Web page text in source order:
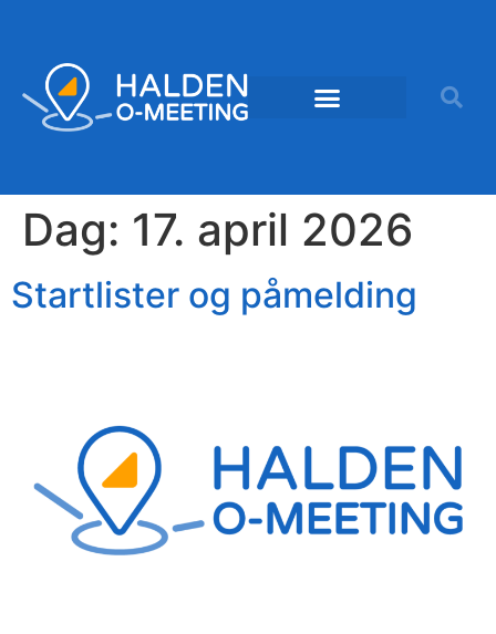
Dag: 17. april 2026
Startlister og påmelding